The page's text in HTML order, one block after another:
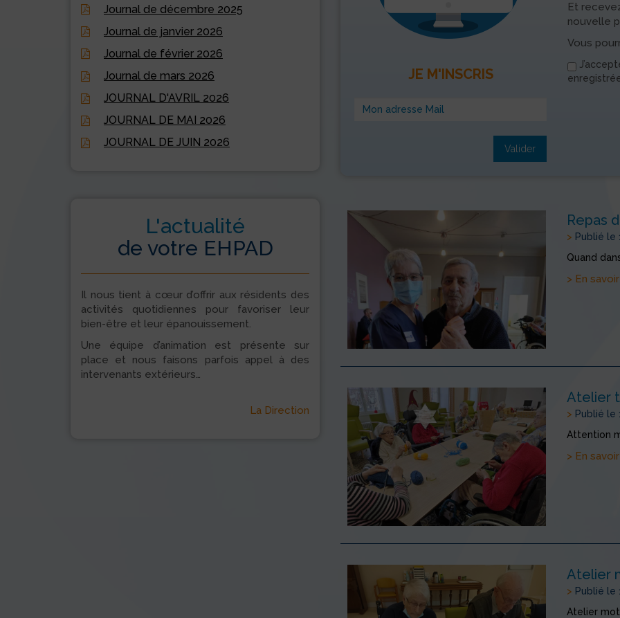
Journal de décembre 2025
Journal de janvier 2026
Journal de février 2026
Journal de mars 2026
JOURNAL D'AVRIL 2026
JOURNAL DE MAI 2026
JOURNAL DE JUIN 2026
L'actualité
de votre EHPAD
Il nous tient à cœur d’offrir aux résidents des
activités quotidiennes pour favoriser leur
bien-être et leur épanouissement.
Une équipe d’animation est présente sur
place et nous faisons parfois appel à des
intervenants extérieurs…
La Direction
Et
nouvelle
Vous
JE M'INSCRIS
Valider
Repas
> Publié le
Quand
> En
Atelier
> Publié le
Attention
> En
Atelier
> Publié le
Atelier